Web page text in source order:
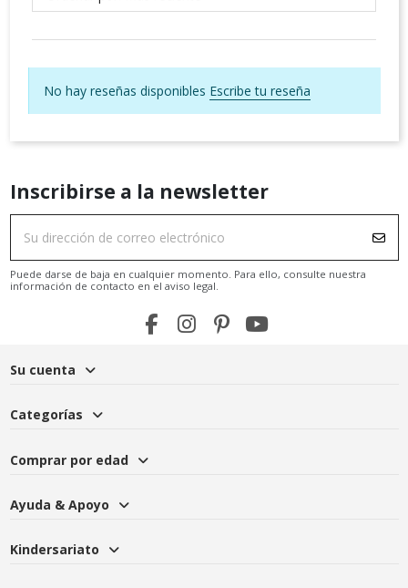
No hay reseñas disponibles Escribe tu reseña
Inscribirse a la newsletter
Puede darse de baja en cualquier momento. Para ello, consulte nuestra
información de contacto en el aviso legal.
Su cuenta
Categorías
Comprar por edad
Ayuda & Apoyo
Kindersariato